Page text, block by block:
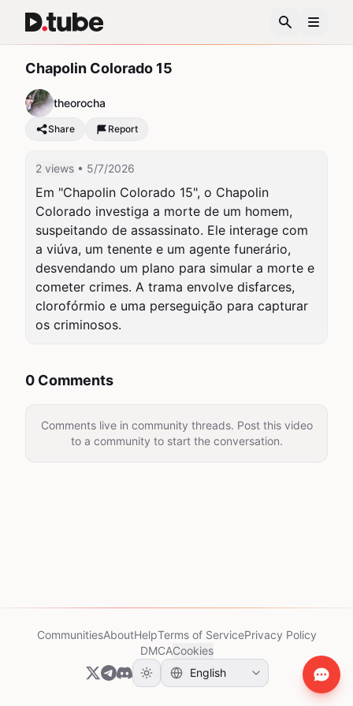
Chapolin Colorado 15
theorocha
Share Report
2 views • 5/7/2026
Em "Chapolin Colorado 15", o Chapolin
Colorado investiga a morte de um homem,
suspeitando de assassinato. Ele interage com
a viúva, um tenente e um agente funerário,
desvendando um plano para simular a morte e
cometer crimes. A trama envolve disfarces,
clorofórmio e uma perseguição para capturar
os criminosos.
0 Comments
Comments live in community threads. Post this video
to a community to start the conversation.
CommunitiesAboutHelpTerms of ServicePrivacy Policy
DMCACookies